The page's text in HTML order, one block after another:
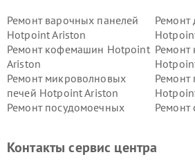
Ремонт варочных панелей
Hotpoint Ariston
Ремонт кофемашин Hotpoint
Ariston
Ремонт
Ремонт микроволновых
печей Hotpoint Ariston
Ремонт
Ремонт посудомоечных
Ремонт
Hotpoint Ariston
Контакты сервис центра